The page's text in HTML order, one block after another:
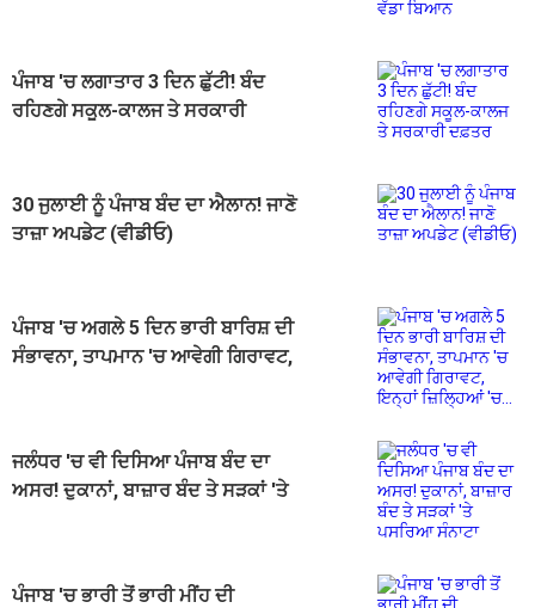
ਪੰਜਾਬ 'ਚ ਲਗਾਤਾਰ 3 ਦਿਨ ਛੁੱਟੀ! ਬੰਦ
ਰਹਿਣਗੇ ਸਕੂਲ-ਕਾਲਜ ਤੇ ਸਰਕਾਰੀ
30 ਜੁਲਾਈ ਨੂੰ ਪੰਜਾਬ ਬੰਦ ਦਾ ਐਲਾਨ! ਜਾਣੋ
ਤਾਜ਼ਾ ਅਪਡੇਟ (ਵੀਡੀਓ)
ਪੰਜਾਬ 'ਚ ਅਗਲੇ 5 ਦਿਨ ਭਾਰੀ ਬਾਰਿਸ਼ ਦੀ
ਸੰਭਾਵਨਾ, ਤਾਪਮਾਨ 'ਚ ਆਵੇਗੀ ਗਿਰਾਵਟ,
ਜਲੰਧਰ 'ਚ ਵੀ ਦਿਸਿਆ ਪੰਜਾਬ ਬੰਦ ਦਾ
ਅਸਰ! ਦੁਕਾਨਾਂ, ਬਾਜ਼ਾਰ ਬੰਦ ਤੇ ਸੜਕਾਂ 'ਤੇ
ਪੰਜਾਬ 'ਚ ਭਾਰੀ ਤੋਂ ਭਾਰੀ ਮੀਂਹ ਦੀ